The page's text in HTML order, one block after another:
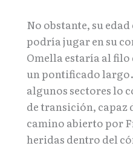
No obstante, su
podría jugar en su
Omella estaría al
un pontificado
algunos sectores lo
de transición, capaz
camino abierto por
heridas dentro del